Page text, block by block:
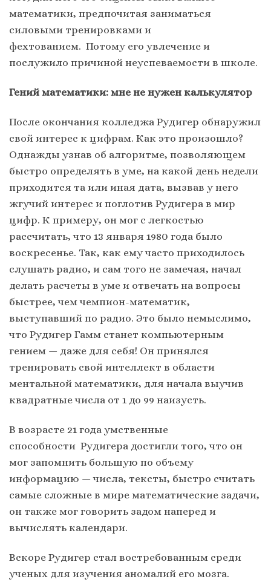
математики, предпочитая заниматься
силовыми тренировками и
фехтованием. Потому его увлечение и
послужило причиной неуспеваемости в школе.
Гений математики: мне не нужен калькулятор
После окончания колледжа Рудигер обнаружил
свой интерес к цифрам. Как это произошло?
Однажды узнав об алгоритме, позволяющем
быстро определять в уме, на какой день недели
приходится та или иная дата, вызвав у него
жгучий интерес и поглотив Рудигера в мир
цифр. К примеру, он мог с легкостью
рассчитать, что 13 января 1980 года было
воскресенье. Так, как ему часто приходилось
слушать радио, и сам того не замечая, начал
делать расчеты в уме и отвечать на вопросы
быстрее, чем чемпион-математик,
выступавший по радио. Это было немыслимо,
что Рудигер Гамм станет компьютерным
гением — даже для себя! Он принялся
тренировать свой интеллект в области
ментальной математики, для начала выучив
квадратные числа от 1 до 99 наизусть.
В возрасте 21 года умственные
способности Рудигера достигли того, что он
мог запомнить большую по объему
информацию — числа, тексты, быстро считать
самые сложные в мире математические задачи,
он также мог говорить задом наперед и
вычислять календари.
Вскоре Рудигер стал востребованным среди
ученых для изучения аномалий его мозга.